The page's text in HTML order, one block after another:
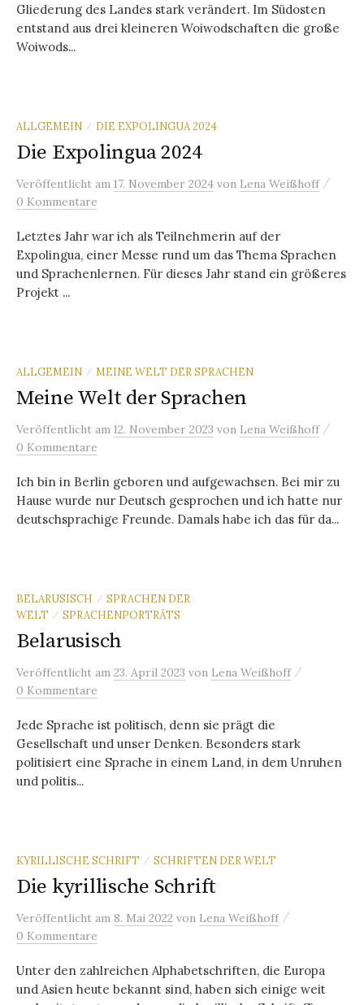
Gliederung des Landes stark verändert. Im Südosten
entstand aus drei kleineren Woiwodschaften die große
Woiwods...
ALLGEMEIN / DIE EXPOLINGUA 2024
Die Expolingua 2024
Veröffentlicht am 17. November 2024 von Lena Weißhoff /
0 Kommentare
Letztes Jahr war ich als Teilnehmerin auf der
Expolingua, einer Messe rund um das Thema Sprachen
und Sprachenlernen. Für dieses Jahr stand ein größeres
Projekt ...
ALLGEMEIN / MEINE WELT DER SPRACHEN
Meine Welt der Sprachen
Veröffentlicht am 12. November 2023 von Lena Weißhoff /
0 Kommentare
Ich bin in Berlin geboren und aufgewachsen. Bei mir zu
Hause wurde nur Deutsch gesprochen und ich hatte nur
deutschsprachige Freunde. Damals habe ich das für da...
BELARUSISCH / SPRACHEN DER
WELT
/ SPRACHENPORTRÄTS
Belarusisch
Veröffentlicht am 23. April 2023 von Lena Weißhoff /
0 Kommentare
Jede Sprache ist politisch, denn sie prägt die
Gesellschaft und unser Denken. Besonders stark
politisiert eine Sprache in einem Land, in dem Unruhen
und politis...
KYRILLISCHE SCHRIFT / SCHRIFTEN DER WELT
Die kyrillische Schrift
Veröffentlicht am 8. Mai 2022 von Lena Weißhoff /
0 Kommentare
Unter den zahlreichen Alphabetschriften, die Europa
und Asien heute bekannt sind, haben sich einige weit